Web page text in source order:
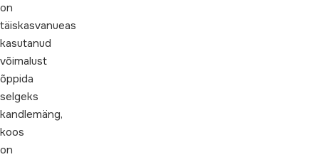
on
täiskasvanueas
kasutanud
võimalust
õppida
selgeks
kandlemäng,
koos
on